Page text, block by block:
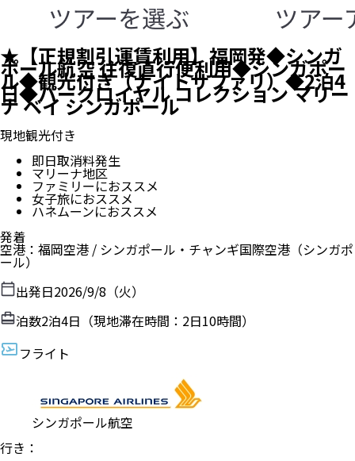
★【正規割引運賃利用】福岡発◆シンガ
ポール航空 往復直行便利用◆シンガポー
ル◆観光付き（ナイトサファリ）◆2泊4
日◆パークロイヤル コレクション マリー
ナ ベイ シンガポール
現地観光付き
即日取消料発生
マリーナ地区
ファミリーにおススメ
女子旅におススメ
ハネムーンにおススメ
発着
空港 ： 福岡空港 / シンガポール・チャンギ国際空港 （シンガポ
ール）
出発日2026/9/8（火）
泊数2泊4日（現地滞在時間： 2日10時間）
フライト
シンガポール航空
行き：